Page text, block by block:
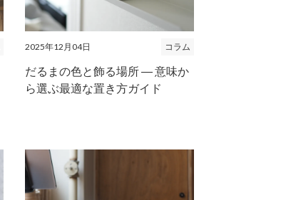
2025年12月04日 コラム
だるまの色と飾る場所 ― 意味か
ら選ぶ最適な置き方ガイド